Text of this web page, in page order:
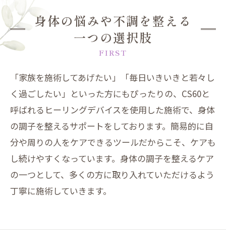
FIRST
身体の悩みや不調を整える
一つの選択肢
「家族を施術してあげたい」「毎日いきいきと若々し
く過ごしたい」といった方にもぴったりの、CS60と
呼ばれるヒーリングデバイスを使用した施術で、身体
の調子を整えるサポートをしております。簡易的に自
分や周りの人をケアできるツールだからこそ、ケアも
し続けやすくなっています。身体の調子を整えるケア
の一つとして、多くの方に取り入れていただけるよう
丁寧に施術していきます。